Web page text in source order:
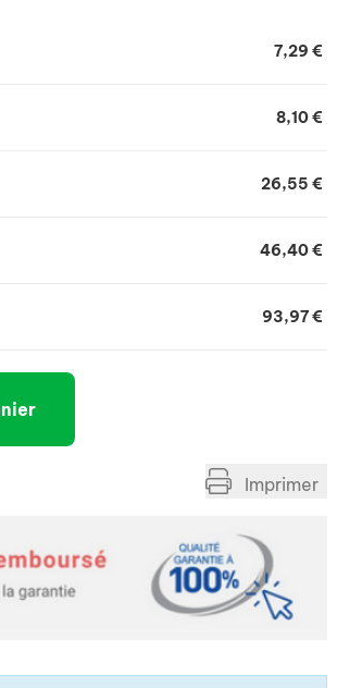
7,29 €
8,10 €
26,55 €
46,40 €
93,97 €
Imprimer